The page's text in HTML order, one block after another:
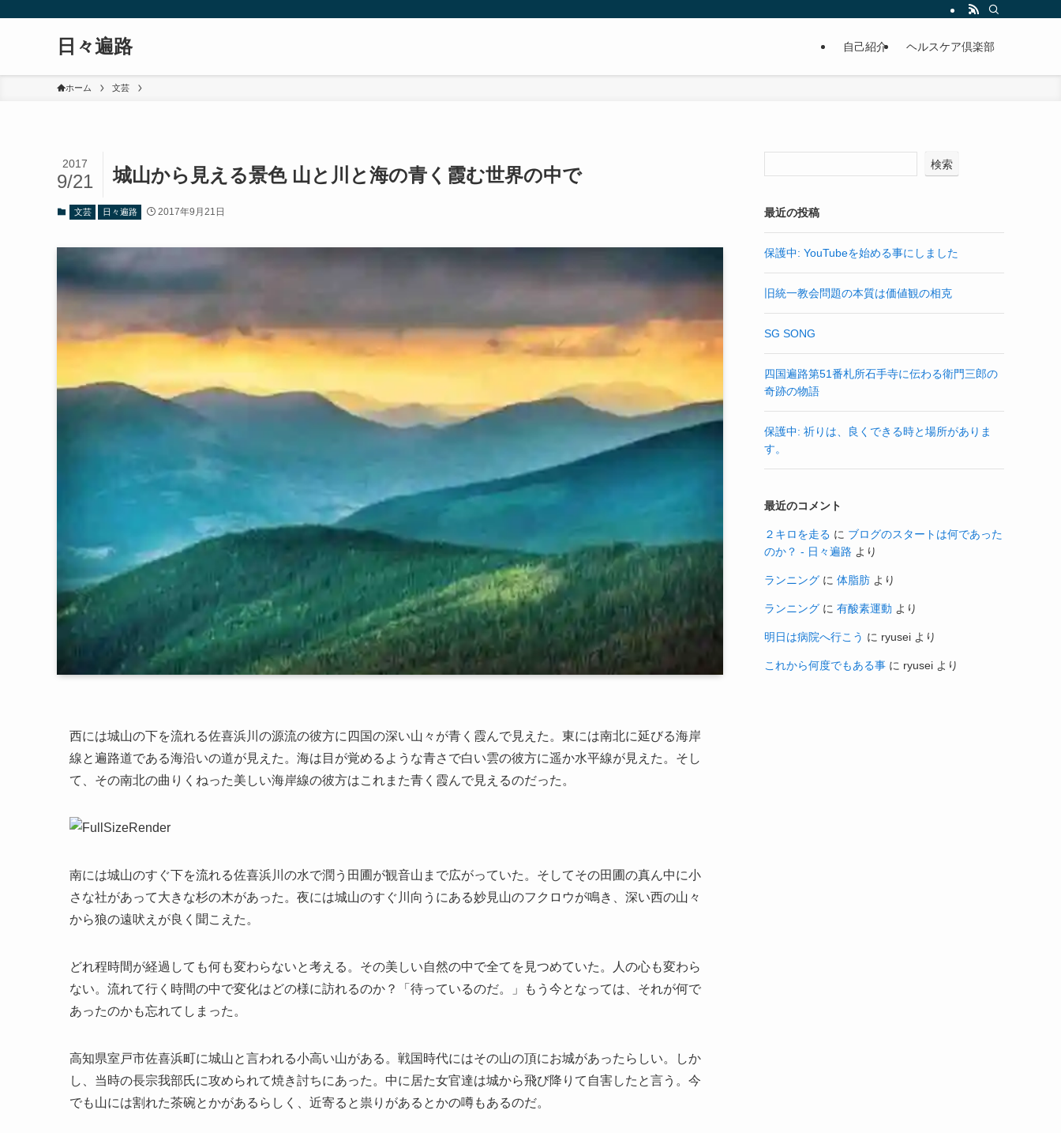
日々遍路 自己紹介 ヘルスケア倶楽部
ホーム 文芸
城山から見える景色 山と川と海の青く霞む世界の中で
2017
9/21
文芸 日々遍路 2017年9月21日
西には城山の下を流れる佐喜浜川の源流の彼方に四国の深い山々が青く霞んで見えた。東には南北に延びる海岸
線と遍路道である海沿いの道が見えた。海は目が覚めるような青さで白い雲の彼方に遥か水平線が見えた。そし
て、その南北の曲りくねった美しい海岸線の彼方はこれまた青く霞んで見えるのだった。
南には城山のすぐ下を流れる佐喜浜川の水で潤う田圃が観音山まで広がっていた。そしてその田圃の真ん中に小
さな社があって大きな杉の木があった。夜には城山のすぐ川向うにある妙見山のフクロウが鳴き、深い西の山々
から狼の遠吠えが良く聞こえた。
どれ程時間が経過しても何も変わらないと考える。その美しい自然の中で全てを見つめていた。人の心も変わら
ない。流れて行く時間の中で変化はどの様に訪れるのか？「待っているのだ。」もう今となっては、それが何で
あったのかも忘れてしまった。
高知県室戸市佐喜浜町に城山と言われる小高い山がある。戦国時代にはその山の頂にお城があったらしい。しか
し、当時の長宗我部氏に攻められて焼き討ちにあった。中に居た女官達は城から飛び降りて自害したと言う。今
でも山には割れた茶碗とかがあるらしく、近寄ると祟りがあるとかの噂もあるのだ。
検索
最近の投稿
保護中: YouTubeを始める事にしました
旧統一教会問題の本質は価値観の相克
SG SONG
四国遍路第51番札所石手寺に伝わる衛門三郎の
奇跡の物語
保護中: 祈りは、良くできる時と場所がありま
す。
最近のコメント
２キロを走る に ブログのスタートは何であった
のか？ - 日々遍路 より
ランニング に 体脂肪 より
ランニング に 有酸素運動 より
明日は病院へ行こう に ryusei より
これから何度でもある事 に ryusei より